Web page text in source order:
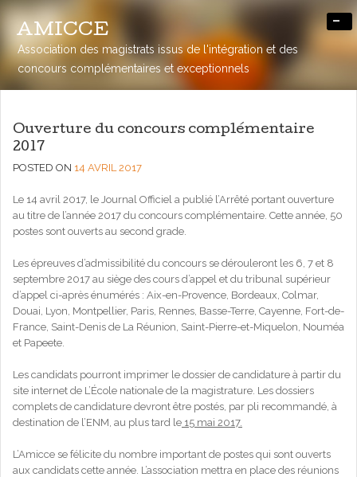
AMICCE
Association des magistrats issus de l'intégration et des
concours complémentaires et exceptionnels
-
Ouverture du concours complémentaire
2017
POSTED ON 14 AVRIL 2017
Le 14 avril 2017, le Journal Officiel a publié l’Arrêté portant ouverture
au titre de l’année 2017 du concours complémentaire. Cette année, 50
postes sont ouverts au second grade.
Les épreuves d’admissibilité du concours se dérouleront les 6, 7 et 8
septembre 2017 au siège des cours d’appel et du tribunal supérieur
d’appel ci-après énumérés : Aix-en-Provence, Bordeaux, Colmar,
Douai, Lyon, Montpellier, Paris, Rennes, Basse-Terre, Cayenne, Fort-de-
France, Saint-Denis de La Réunion, Saint-Pierre-et-Miquelon, Nouméa
et Papeete.
Les candidats pourront imprimer le dossier de candidature à partir du
site internet de L’École nationale de la magistrature. Les dossiers
complets de candidature devront être postés, par pli recommandé, à
destination de l’ENM, au plus tard le 15 mai 2017.
L’Amicce se félicite du nombre important de postes qui sont ouverts
aux candidats cette année. L’association mettra en place des réunions